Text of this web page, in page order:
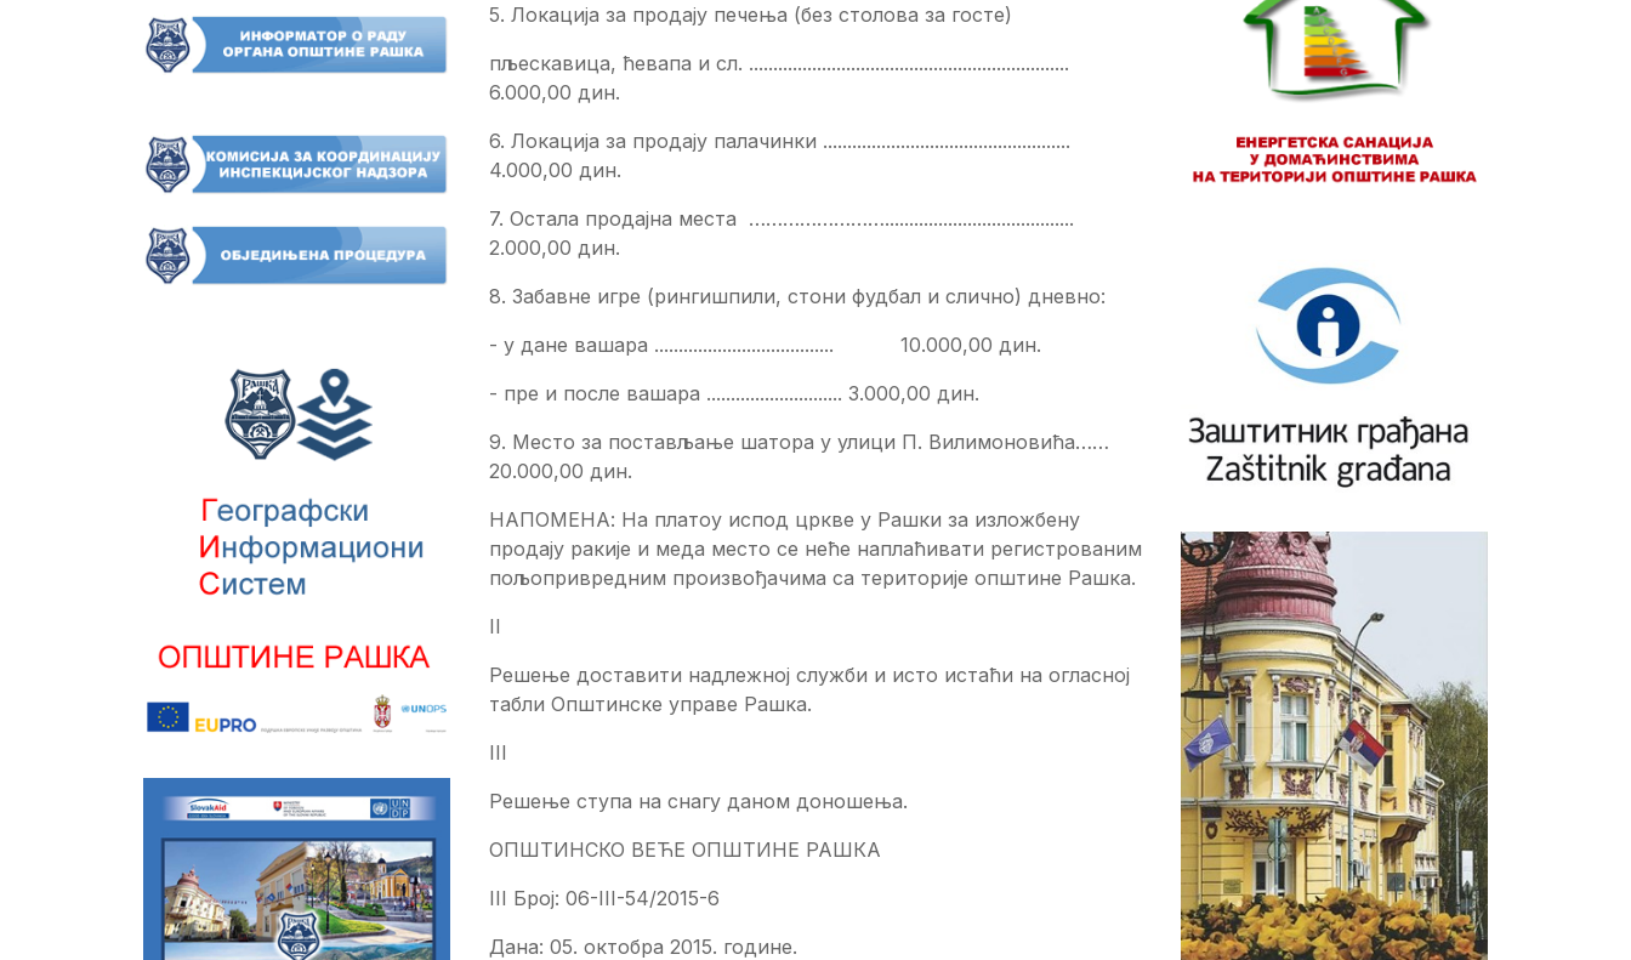
5. Локација за продају печења (без столова за госте)
пљескавица, ћевапа и сл. ..................................................................
6.000,00 дин.
6. Локација за продају палачинки ...................................................
4.000,00 дин.
7. Остала продајна места …………………….......................................
2.000,00 дин.
8. Забавне игре (рингишпили, стони фудбал и слично) дневно:
- у дане вашара ..................................... 10.000,00 дин.
- пре и после вашара ............................ 3.000,00 дин.
9. Место за постављање шатора у улици П. Вилимоновића……
20.000,00 дин.
НАПОМЕНА: На платоу испод цркве у Рашки за изложбену
продају ракије и меда место се неће наплаћивати регистрованим
пољопривредним произвођачима са територије општине Рашка.
II
Решење доставити надлежној служби и исто истаћи на огласној
табли Општинске управе Рашка.
III
Решење ступа на снагу даном доношења.
ОПШТИНСКО ВЕЋЕ ОПШТИНЕ РАШКА
III Број: 06-III-54/2015-6
Дана: 05. октобра 2015. године.